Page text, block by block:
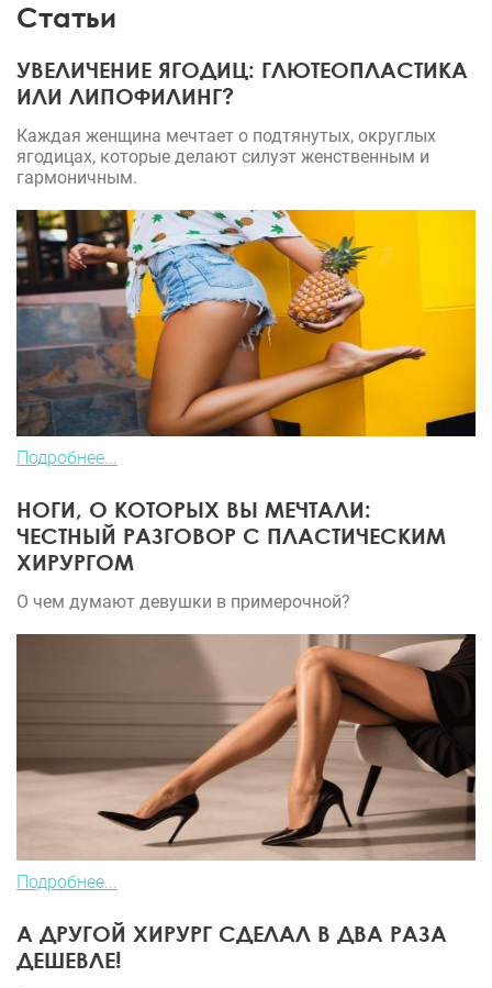
аккуратная, слегка прогнутая. И нет и следа т
Статьи
УВЕЛИЧЕНИЕ ЯГОДИЦ: ГЛЮТЕОПЛАСТИКА
ИЛИ ЛИПОФИЛИНГ?
Каждая женщина мечтает о подтянутых, округлых
ягодицах, которые делают силуэт женственным и
гармоничным.
Подробнее...
НОГИ, О КОТОРЫХ ВЫ МЕЧТАЛИ:
ЧЕСТНЫЙ РАЗГОВОР С ПЛАСТИЧЕСКИМ
ХИРУРГОМ
О чем думают девушки в примерочной?
Подробнее...
А ДРУГОЙ ХИРУРГ СДЕЛАЛ В ДВА РАЗА
ДЕШЕВЛЕ!